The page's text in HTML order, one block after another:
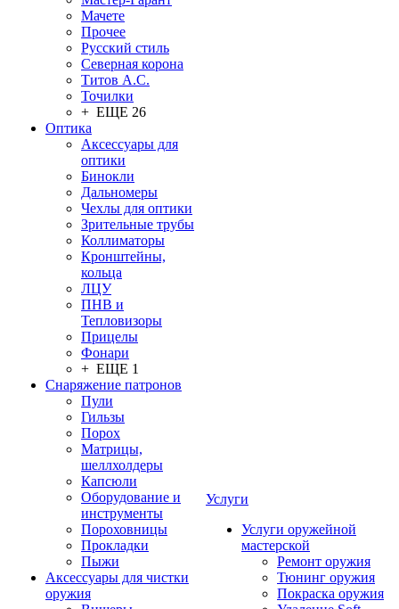
Мачете
Прочее
Русский стиль
Северная корона
Титов А.С.
Точилки
+ ЕЩЕ 26
Оптика
Аксессуары для
оптики
Бинокли
Дальномеры
Чехлы для оптики
Зрительные трубы
Коллиматоры
Кронштейны,
кольца
ЛЦУ
ПНВ и
Тепловизоры
Прицелы
Фонари
+ ЕЩЕ 1
Снаряжение патронов
Пули
Гильзы
Порох
Матрицы,
шеллхолдеры
Капсюли
Оборудование и
инструменты
Пороховницы
Прокладки
Пыжи
Аксессуары для чистки
оружия
Услуги
Услуги оружейной
мастерской
Ремонт оружия
Тюнинг оружия
Покраска оружия